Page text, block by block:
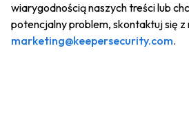
wiarygodnością naszych treści lub
potencjalny problem, skontaktuj się z
marketing@keepersecurity.com.